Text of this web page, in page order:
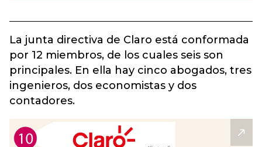
La junta directiva de Claro está conformada
por 12 miembros, de los cuales seis son
principales. En ella hay cinco abogados, tres
ingenieros, dos economistas y dos
contadores.